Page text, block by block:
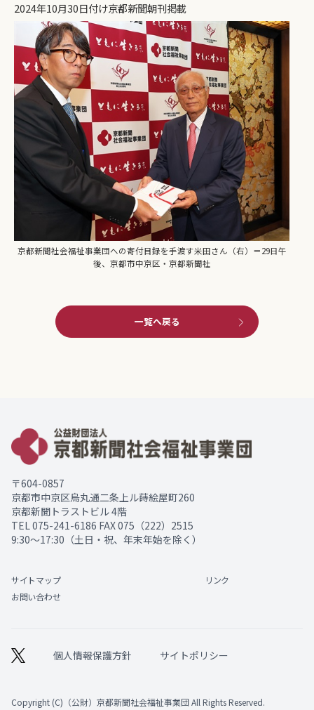
2024年10月30日付け京都新聞朝刊掲載
京都新聞社会福祉事業団への寄付目録を手渡す米田さん（右）＝29日午
後、京都市中京区・京都新聞社
一覧へ戻る
〒604-0857
京都市中京区烏丸通二条上ル蒔絵屋町260
京都新聞トラストビル 4階
TEL075-241-6186 FAX 075（222）2515
9:30～17:30（土日・祝、年末年始を除く）
サイトマップ
リンク
お問い合わせ
個人情報保護方針 サイトポリシー
Copyright (C)（公財）京都新聞社会福祉事業団 All Rights Reserved.